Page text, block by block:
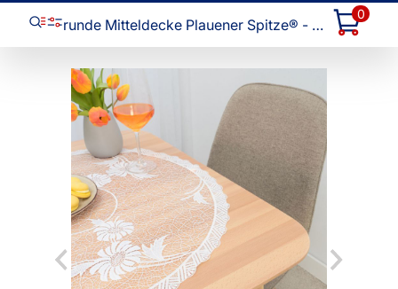
runde Mitteldecke Plauener Spitze® - Ylvi #1W
0